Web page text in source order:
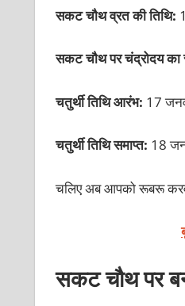
सकट चौथ व्रत की तिथि:
सकट चौथ पर चंद्रोदय
चतुर्थी तिथि आरंभ: 17
चतुर्थी तिथि समाप्त: 18
चलिए अब आपको रूबरू
सकट चौथ पर